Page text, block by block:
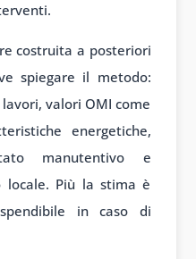
costruita a posteriori
spiegare il metodo:
valori OMI come
energetiche,
manutentivo e
locale. Più la stima è
in caso di